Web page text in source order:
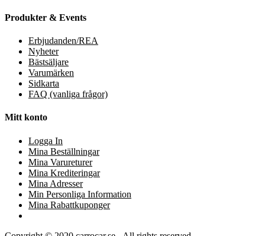
Produkter & Events
Erbjudanden/REA
Nyheter
Bästsäljare
Varumärken
Sidkarta
FAQ (vanliga frågor)
Mitt konto
Logga In
Mina Beställningar
Mina Varureturer
Mina Krediteringar
Mina Adresser
Min Personliga Information
Mina Rabattkuponger